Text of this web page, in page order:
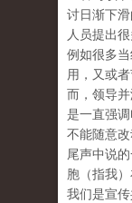
讨日渐下
人员提出
例如很多
用，又或
而，领导
是一直强
不能随意
尾声中说
胞（指我
我们是宣